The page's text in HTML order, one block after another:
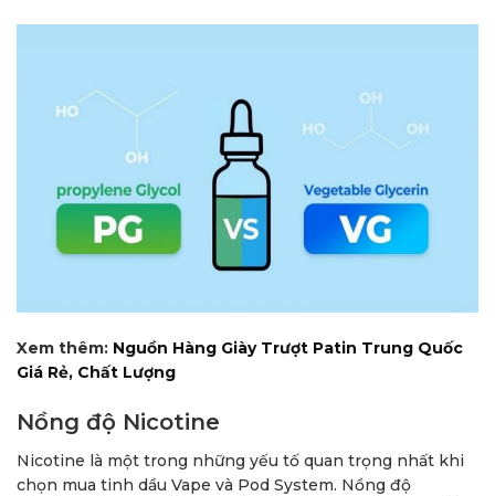
Xem thêm: Nguồn Hàng Giày Trượt Patin Trung Quốc
Giá Rẻ, Chất Lượng
Nồng độ Nicotine
Nicotine là một trong những yếu tố quan trọng nhất khi
chọn mua tinh dầu Vape và Pod System. Nồng độ